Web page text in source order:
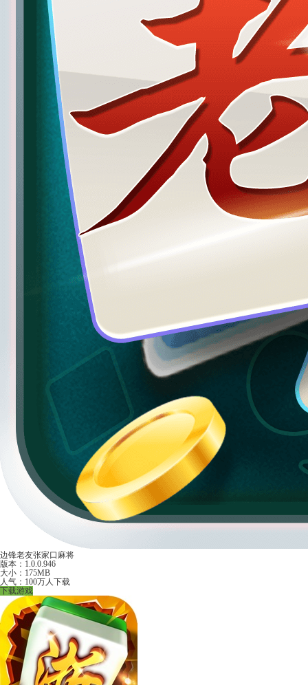
边锋老友张家口麻将
版本：1.0.0.946
大小：175MB
人气：100万人下载
下载游戏